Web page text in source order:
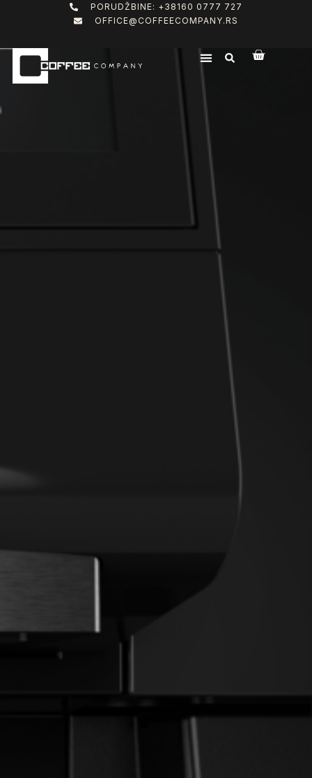
PORUDŽBINE: +38160 0777 727
OFFICE@COFFEECOMPANY.RS